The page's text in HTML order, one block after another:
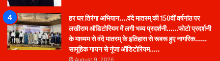
हर घर तिरंगा अभियान….वंदे मातरम् की 150वीं वर्षगांठ पर
लखीराम ऑडिटोरियम में लगी भव्य प्रदर्शनी……फोटो प्रदर्शनी
के माध्यम से वंदे मातरम् के इतिहास से रूबरू हुए नागरिक……
सामूहिक गायन से गूंजा ऑडिटोरियम…..
August 9, 2026